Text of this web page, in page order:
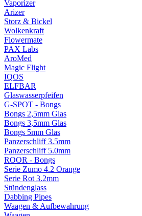
Vaporizer
Arizer
Storz & Bickel
Wolkenkraft
Flowermate
PAX Labs
AroMed
Magic Flight
IQOS
ELFBAR
Glaswasserpfeifen
G-SPOT - Bongs
Bongs 2,5mm Glas
Bongs 3,5mm Glas
Bongs 5mm Glas
Panzerschliff 3.5mm
Panzerschliff 5.0mm
ROOR - Bongs
Serie Zumo 4.2 Orange
Serie Rot 3.2mm
Stündenglass
Dabbing Pipes
Waagen & Aufbewahrung